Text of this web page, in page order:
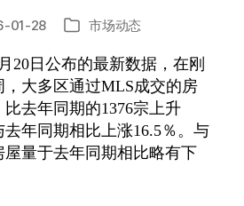
01-28
分 市场动态
20日公布的最新数据，在刚
，大多区通过MLS成交的房
去年同期的1376宗上升
年同期相比上涨16.5％。与
量于去年同期相比略有下